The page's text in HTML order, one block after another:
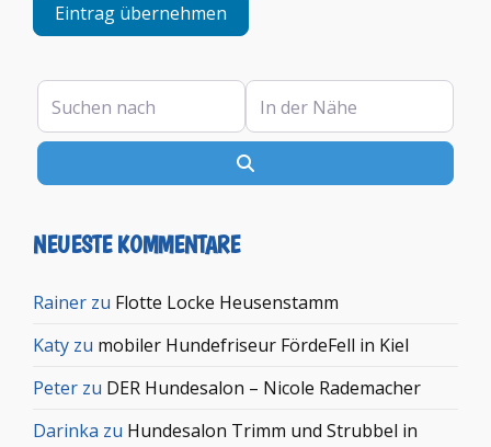
Eintrag übernehmen
Suchen nach In der Nähe
NEUESTE KOMMENTARE
Rainer zu Flotte Locke Heusenstamm
Katy zu mobiler Hundefriseur FördeFell in Kiel
Peter zu DER Hundesalon – Nicole Rademacher
Darinka zu Hundesalon Trimm und Strubbel in